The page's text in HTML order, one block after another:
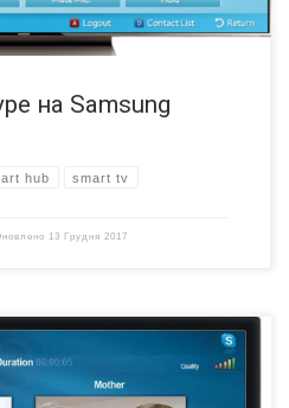
на Samsung
hub smart tv
13 Грудня 2017